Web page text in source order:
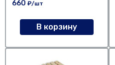
660 ₽/шт
В корзину